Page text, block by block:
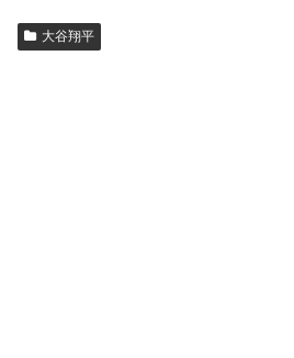
大谷翔平